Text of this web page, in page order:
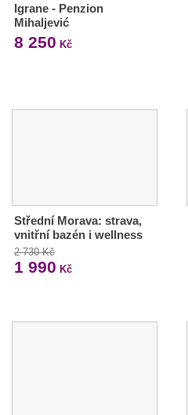
Igrane - Penzion
Mihaljević
8 250 Kč
Střední Morava: strava,
vnitřní bazén i wellness
2 730 Kč
1 990 Kč